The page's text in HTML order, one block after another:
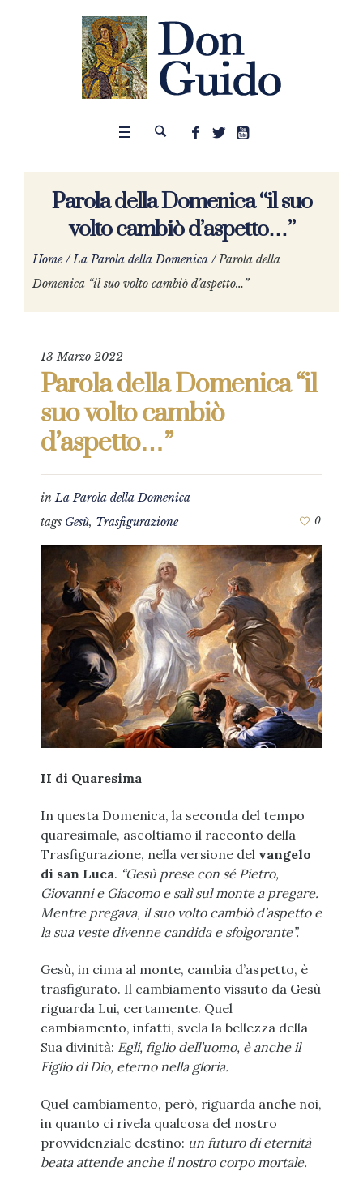
Parola della Domenica “il suo
volto cambiò d’aspetto…”
Home /La Parola della Domenica /Parola della
Domenica “il suo volto cambiò d’aspetto…”
13 Marzo 2022
Parola della Domenica “il
suo volto cambiò
d’aspetto…”
inLa Parola della Domenica
tags Gesù, Trasfigurazione 0
II di Quaresima
In questa Domenica, la seconda del tempo
quaresimale, ascoltiamo il racconto della
Trasfigurazione, nella versione del vangelo
di san Luca. “Gesù prese con sé Pietro,
Giovanni e Giacomo e salì sul monte a pregare.
Mentre pregava, il suo volto cambiò d’aspetto e
la sua veste divenne candida e sfolgorante”.
Gesù, in cima al monte, cambia d’aspetto, è
trasfigurato. Il cambiamento vissuto da Gesù
riguarda Lui, certamente. Quel
cambiamento, infatti, svela la bellezza della
Sua divinità: Egli, figlio dell’uomo, è anche il
Figlio di Dio, eterno nella gloria.
Quel cambiamento, però, riguarda anche noi,
in quanto ci rivela qualcosa del nostro
provvidenziale destino: un futuro di eternità
beata attende anche il nostro corpo mortale.